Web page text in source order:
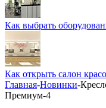
Как выбрать
Как открыть салон
Главная-Новинки-
Премиум-4